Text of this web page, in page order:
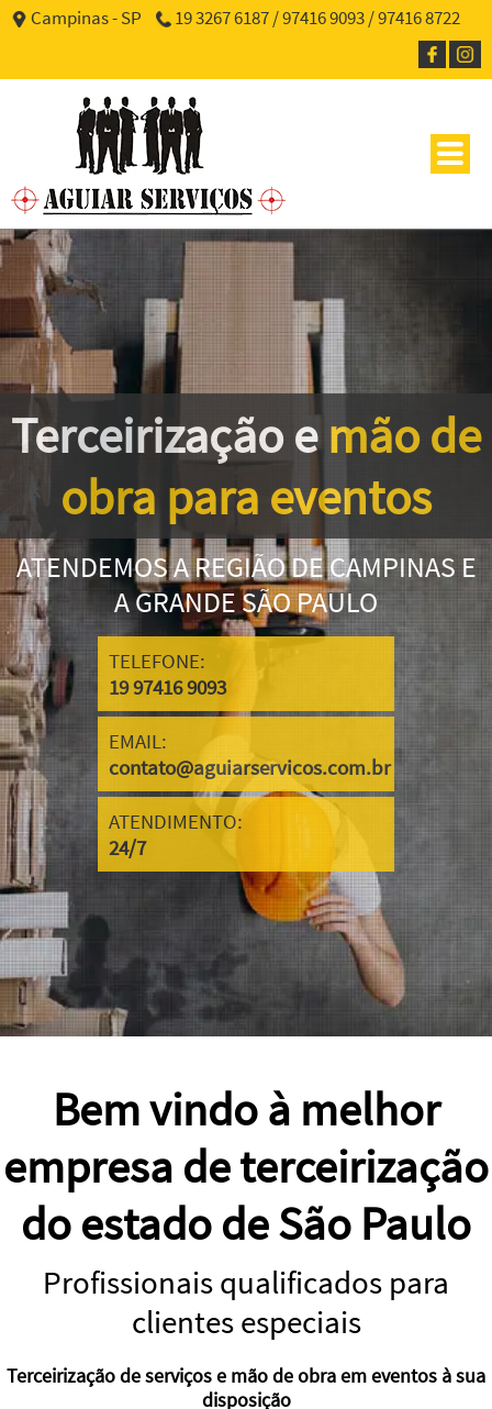
Campinas - SP 19 3267 6187 / 97416 9093 / 97416 8722
Terceirização e mão de
obra para eventos
ATENDEMOS A REGIÃO DE CAMPINAS E
A GRANDE SÃO PAULO
TELEFONE:
19 97416 9093
EMAIL:
contato@aguiarservicos.com.br
ATENDIMENTO:
24/7
Bem vindo à melhor
empresa de terceirização
do estado de São Paulo
Profissionais qualificados para
clientes especiais
Terceirização de serviços e mão de obra em eventos à sua
disposição